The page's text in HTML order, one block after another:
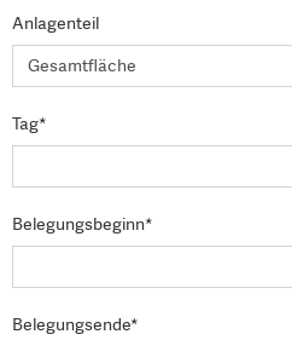
Anlagenteil
Tag*
Belegungsbeginn*
Belegungsende*